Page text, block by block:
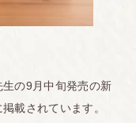
の9月中旬発売の新
載されています。